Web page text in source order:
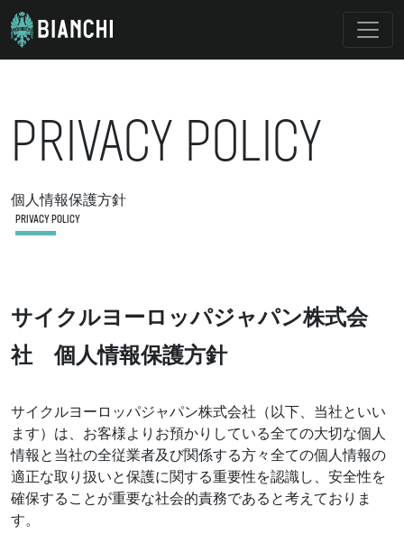
PRIVACY POLICY
個人情報保護方針
PRIVACY POLICY
サイクルヨーロッパジャパン株式会
社 個人情報保護方針
サイクルヨーロッパジャパン株式会社（以下、当社といい
ます）は、お客様よりお預かりしている全ての大切な個人
情報と当社の全従業者及び関係する方々全ての個人情報の
適正な取り扱いと保護に関する重要性を認識し、安全性を
確保することが重要な社会的責務であると考えておりま
す。